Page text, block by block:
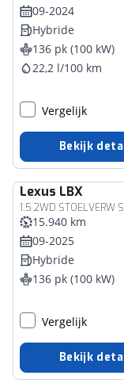
09-2024
Hybride
136 pk (100 kW)
22,2 l/100 km
Vergelijk
Bekijk
Lexus LBX
15.940 km
09-2025
Hybride
136 pk (100 kW)
Vergelijk
Bekijk